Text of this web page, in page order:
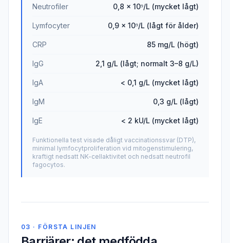
Neutrofiler 0,8 × 10⁹/L (mycket lågt)
Lymfocyter 0,9 × 10⁹/L (lågt för ålder)
CRP 85 mg/L (högt)
IgG 2,1 g/L (lågt; normalt 3–8 g/L)
IgA < 0,1 g/L (mycket lågt)
IgM 0,3 g/L (lågt)
IgE < 2 kU/L (mycket lågt)
Funktionella test visade dåligt vaccinationssvar (DTP),
minimal lymfocytproliferation vid mitogenstimulering,
kraftigt nedsatt NK-cellaktivitet och nedsatt neutrofil
fagocytos.
03 · FÖRSTA LINJEN